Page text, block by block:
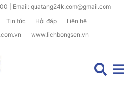
| Email: quatang24k.com@gmail.com
Tin tức Hỏi đáp
Liên hệ
www.lichbongsen.vn